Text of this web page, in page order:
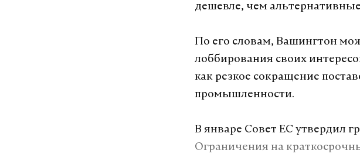
дешевле, чем
По его словам, Вашингтон
лоббирования своих
как резкое сокращение
промышленности.
В январе Совет ЕС утвердил
Ограничения на